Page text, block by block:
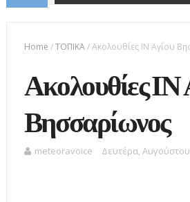
Home /ΤΟΠΙΚΑ/Ακολουθίες ΙΝ Αγίου
Ακολουθίες ΙΝ
Βησσαρίωνος
meteoravoice Δευτέρα,